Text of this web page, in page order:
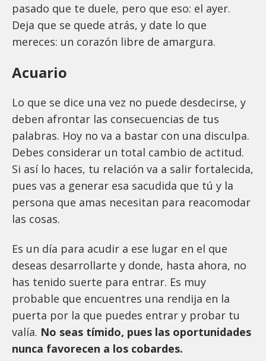
pasado que te duele, pero que eso: el ayer.
Deja que se quede atrás, y date lo que
mereces: un corazón libre de amargura.
Acuario
Lo que se dice una vez no puede desdecirse, y
deben afrontar las consecuencias de tus
palabras. Hoy no va a bastar con una disculpa.
Debes considerar un total cambio de actitud.
Si así lo haces, tu relación va a salir fortalecida,
pues vas a generar esa sacudida que tú y la
persona que amas necesitan para reacomodar
las cosas.
Es un día para acudir a ese lugar en el que
deseas desarrollarte y donde, hasta ahora, no
has tenido suerte para entrar. Es muy
probable que encuentres una rendija en la
puerta por la que puedes entrar y probar tu
valía. No seas tímido, pues las oportunidades
nunca favorecen a los cobardes.